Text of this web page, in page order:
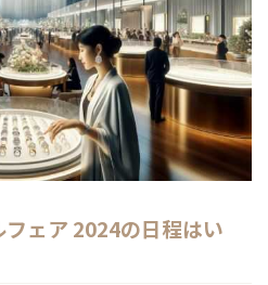
ェア 2024の日程はい